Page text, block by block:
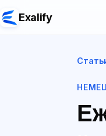
Exalify